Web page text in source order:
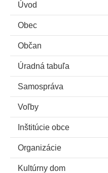
Úvod
Obec
Občan
Úradná tabuľa
Samospráva
Voľby
Inštitúcie obce
Organizácie
Kultúrny dom